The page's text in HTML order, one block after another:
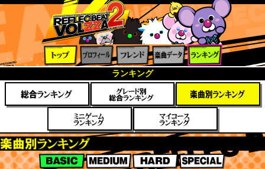
ィール
フレン
ド
楽曲デ
ータ
ング
ランキング
楽曲別スコアランキング